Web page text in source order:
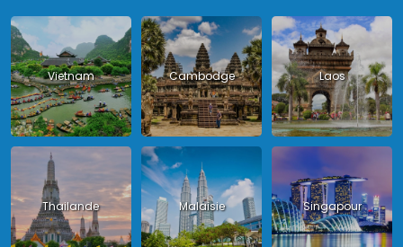
Vietnam Cambodge Laos
Thailande Malaisie Singapour